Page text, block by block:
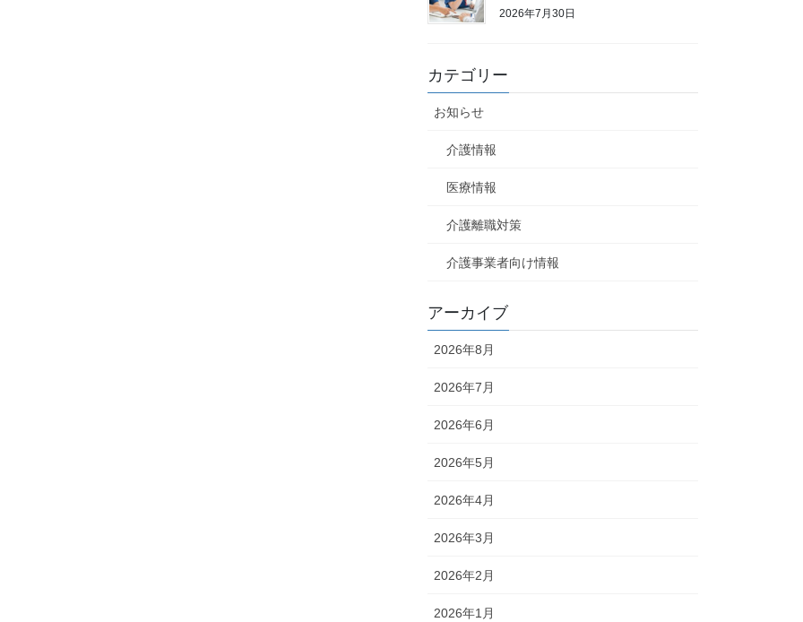
2026年7月30日
カテゴリー
お知らせ
介護情報
医療情報
介護離職対策
介護事業者向け情報
アーカイブ
2026年8月
2026年7月
2026年6月
2026年5月
2026年4月
2026年3月
2026年2月
2026年1月